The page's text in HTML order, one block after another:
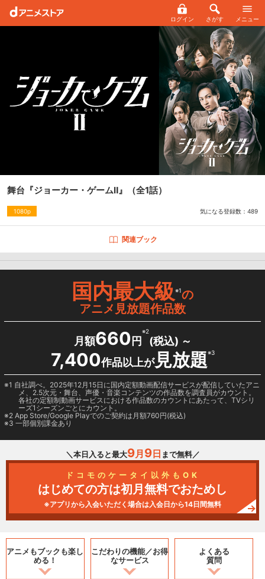
ログイン さがす メニュー
舞台『ジョーカー・ゲームⅡ』 （全1話）
1080p 気になる登録数： 489
関連ブック
国内最大級※1の
アニメ見放題作品数
月額660 円
※2
(税込) ～
7,400作品以上が見放題※3
1 自社調べ。2025年12月15日に国内定額動画配信サービスが配信していたアニ
メ、2.5次元・舞台、声優・音楽コンテンツの作品数を調査員がカウント。
各社の定額制動画サービスにおける作品数のカウントにあたって、TVシリ
ーズ1シーズンごとにカウント。
2 App Store/Google Playでのご契約は月額760円(税込)
3 一部個別課金あり
＼本日入ると最大9月 9日 まで無料／
ドコモのケータイ以外もOK
はじめての方は初月無料でおためし
※アプリから入会いただく場合は入会日から14日間無料
アニメもブックも楽し
める！
こだわりの機能／お得
なサービス
よくある
質問